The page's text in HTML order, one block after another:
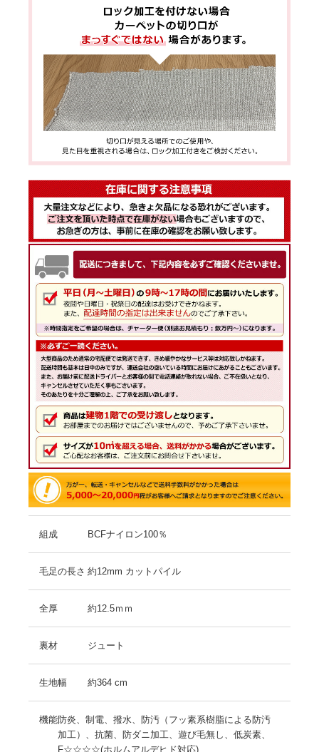
組成 BCFナイロン100％
毛足の長さ 約12mm カットパイル
全厚 約12.5ｍｍ
裏材 ジュート
生地幅 約364 cm
機能防炎、制電、撥水、防汚（フッ素系樹脂による防汚
加工）、抗菌、防ダニ加工、遊び毛無し、低炭素、
F☆☆☆☆(ホルムアルデヒド対応)